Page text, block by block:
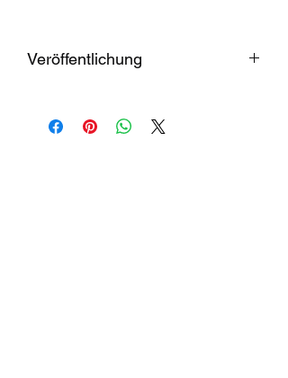
Veröffentlichung